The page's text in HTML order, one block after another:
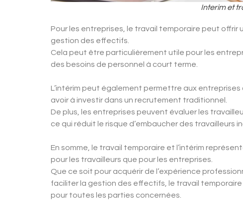
Interim et
Pour les entreprises, le travail temporaire peut
gestion des effectifs.
Cela peut être particulièrement utile pour les
des besoins de personnel à court terme.
L’intérim peut également permettre aux
avoir à investir dans un recrutement traditionnel.
De plus, les entreprises peuvent évaluer les
ce qui réduit le risque d’embaucher des travailleurs
En somme, le travail temporaire et l’intérim
pour les travailleurs que pour les entreprises.
Que ce soit pour acquérir de l’expérience
faciliter la gestion des effectifs, le travail
pour toutes les parties concernées.